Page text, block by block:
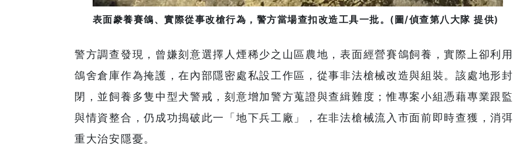
表面豢養賽鴿、實際從事改槍行為，警方當場查扣改造工具一批。(圖/偵查第八大隊 提供)
警方調查發現，曾嫌刻意選擇人煙稀少之山區農地，表面經營賽鴿飼養，實際上卻利用
鴿舍倉庫作為掩護，在內部隱密處私設工作區，從事非法槍械改造與組裝。該處地形封
閉，並飼養多隻中型犬警戒，刻意增加警方蒐證與查緝難度；惟專案小組憑藉專業跟監
與情資整合，仍成功搗破此一「地下兵工廠」，在非法槍械流入市面前即時查獲，消弭
重大治安隱憂。